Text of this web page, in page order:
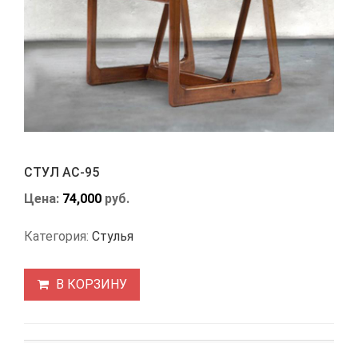
СТУЛ АС-95
Цена: 74,000 руб.
Категория: Стулья
В КОРЗИНУ